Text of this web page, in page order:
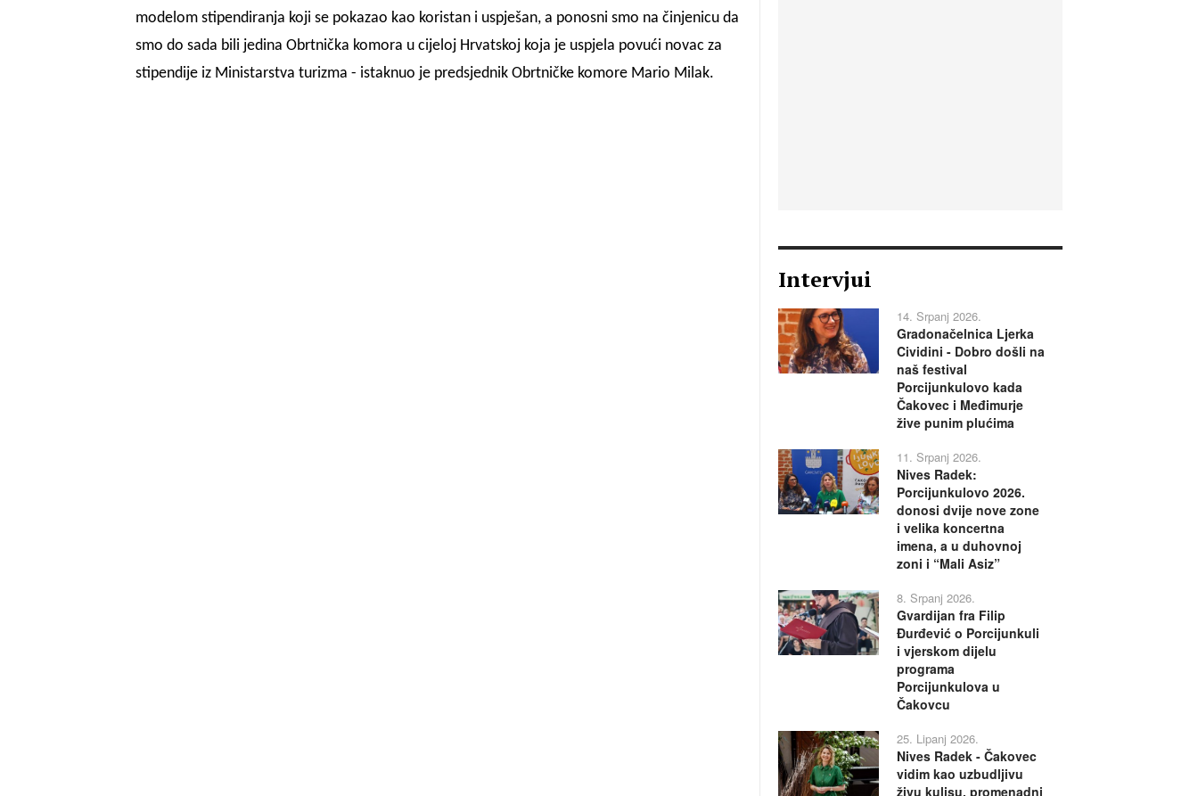
modelom stipendiranja koji se pokazao kao koristan i uspješan, a ponosni smo na činjenicu da
smo do sada bili jedina Obrtnička komora u cijeloj Hrvatskoj koja je uspjela povući novac za
stipendije iz Ministarstva turizma - istaknuo je predsjednik Obrtničke komore Mario Milak.
Intervjui
14. Srpanj 2026.
Gradonačelnica Ljerka
Cividini - Dobro došli na
naš festival
Porcijunkulovo kada
Čakovec i Međimurje
žive punim plućima
11. Srpanj 2026.
Nives Radek:
Porcijunkulovo 2026.
donosi dvije nove zone
i velika koncertna
imena, a u duhovnoj
zoni i “Mali Asiz”
8. Srpanj 2026.
Gvardijan fra Filip
Đurđević o Porcijunkuli
i vjerskom dijelu
programa
Porcijunkulova u
Čakovcu
25. Lipanj 2026.
Nives Radek - Čakovec
vidim kao uzbudljivu
živu kulisu, promenadni